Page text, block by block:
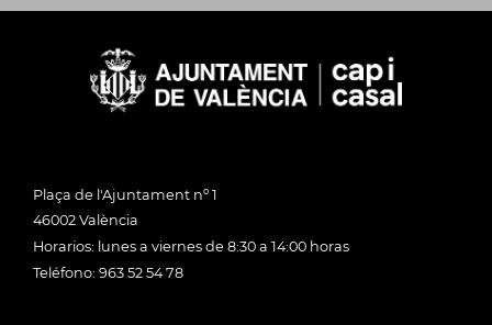
Plaça de l'Ajuntament nº 1
46002 València
Horarios: lunes a viernes de 8:30 a 14:00 horas
Teléfono: 963 52 54 78